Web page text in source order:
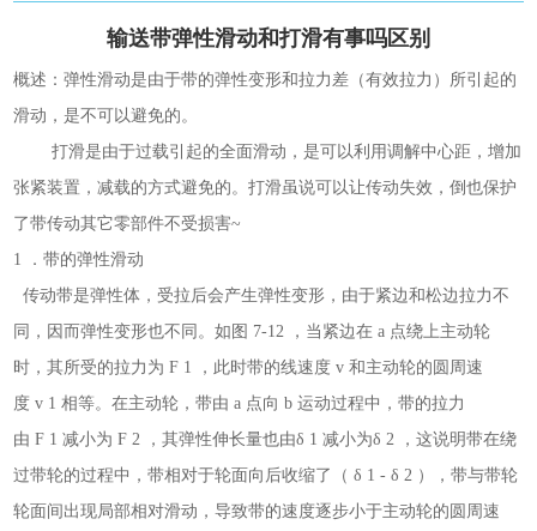
输送带弹性滑动和打滑有事吗区别
概述：弹性滑动是由于带的弹性变形和拉力差（有效拉力）所引起的
滑动，是不可以避免的。
打滑是由于过载引起的全面滑动，是可以利用调解中心距，增加
张紧装置，减载的方式避免的。打滑虽说可以让传动失效，倒也保护
了带传动其它零部件不受损害~
1 ．带的弹性滑动
传动带是弹性体，受拉后会产生弹性变形，由于紧边和松边拉力不
同，因而弹性变形也不同。如图 7-12 ，当紧边在 a 点绕上主动轮
时，其所受的拉力为 F 1 ，此时带的线速度 v 和主动轮的圆周速
度 v 1 相等。在主动轮，带由 a 点向 b 运动过程中，带的拉力
由 F 1 减小为 F 2 ，其弹性伸长量也由δ 1 减小为δ 2 ，这说明带在绕
过带轮的过程中，带相对于轮面向后收缩了（ δ 1 - δ 2 ），带与带轮
轮面间出现局部相对滑动，导致带的速度逐步小于主动轮的圆周速